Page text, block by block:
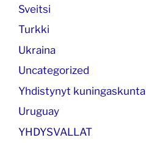
Sveitsi
Turkki
Ukraina
Uncategorized
Yhdistynyt kuningaskunta
Uruguay
YHDYSVALLAT